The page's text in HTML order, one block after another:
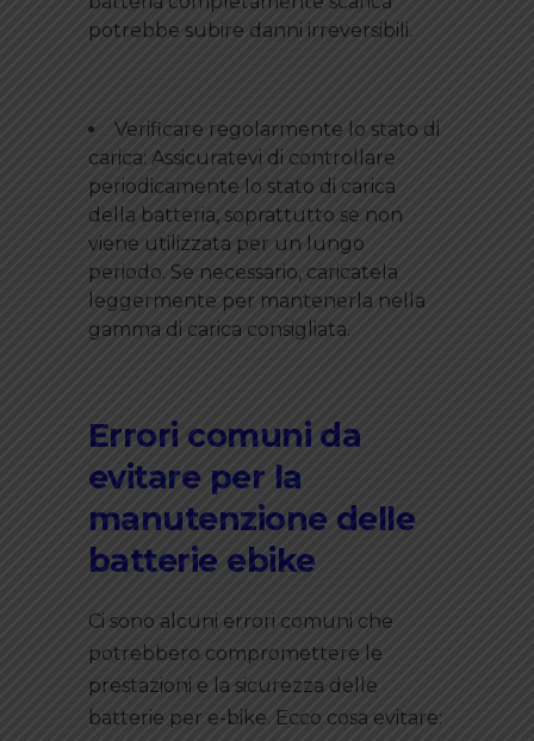
potrebbe subire danni irreversibili.
Verificare regolarmente lo stato di
carica: Assicuratevi di controllare
periodicamente lo stato di carica
della batteria, soprattutto se non
viene utilizzata per un lungo
periodo. Se necessario, caricatela
leggermente per mantenerla nella
gamma di carica consigliata.
Errori comuni da
evitare per la
manutenzione delle
batterie ebike
Ci sono alcuni errori comuni che
potrebbero compromettere le
prestazioni e la sicurezza delle
batterie per e-bike. Ecco cosa evitare: